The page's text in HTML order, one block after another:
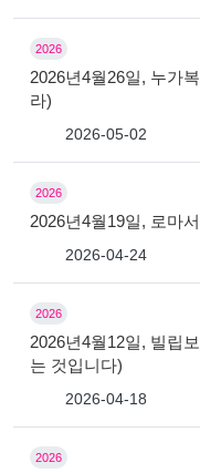
2026
2026년4월26일, 누가
라)
2026-05-02
2026
2026년4월19일, 로마
2026-04-24
2026
2026년4월12일, 빌립
는 것입니다)
2026-04-18
2026